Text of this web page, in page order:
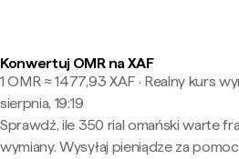
Konwertuj OMR na XAF
1 OMR ≈ 1477,93 XAF · Realny kurs
sierpnia, 19:19
Sprawdź, ile 350 rial omański warte
wymiany. Wysyłaj pieniądze za